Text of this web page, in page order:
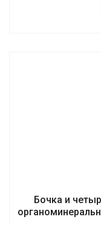
Бочка и